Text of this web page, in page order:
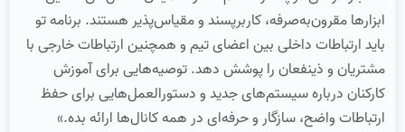
ابزارها مقرون‌به‌صرفه، کاربرپسند و مقیاس‌پذیر هستند. برنامه تو
باید ارتباطات داخلی بین اعضای تیم و همچنین ارتباطات خارجی با
مشتریان و ذینفعان را پوشش دهد. توصیه‌هایی برای آموزش
کارکنان درباره سیستم‌های جدید و دستورالعمل‌هایی برای حفظ
ارتباطات واضح، سازگار و حرفه‌ای در همه کانال‌ها ارائه بده.»